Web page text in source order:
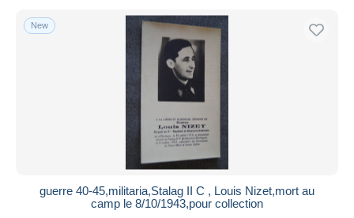
New
guerre 40-45,militaria,Stalag II C , Louis Nizet,mort au
camp le 8/10/1943,pour collection